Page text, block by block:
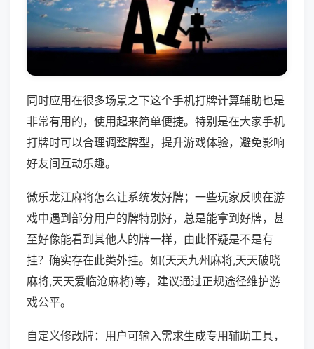
同时应用在很多场景之下这个手机打牌计算辅助也是
非常有用的，使用起来简单便捷。特别是在大家手机
打牌时可以合理调整牌型，提升游戏体验，避免影响
好友间互动乐趣。
微乐龙江麻将怎么让系统发好牌；一些玩家反映在游
戏中遇到部分用户的牌特别好，总是能拿到好牌，甚
至好像能看到其他人的牌一样，由此怀疑是不是有
挂？确实存在此类外挂。如(天天九州麻将,天天破晓
麻将,天天爱临沧麻将)等，建议通过正规途径维护游
戏公平。
自定义修改牌：用户可输入需求生成专用辅助工具，